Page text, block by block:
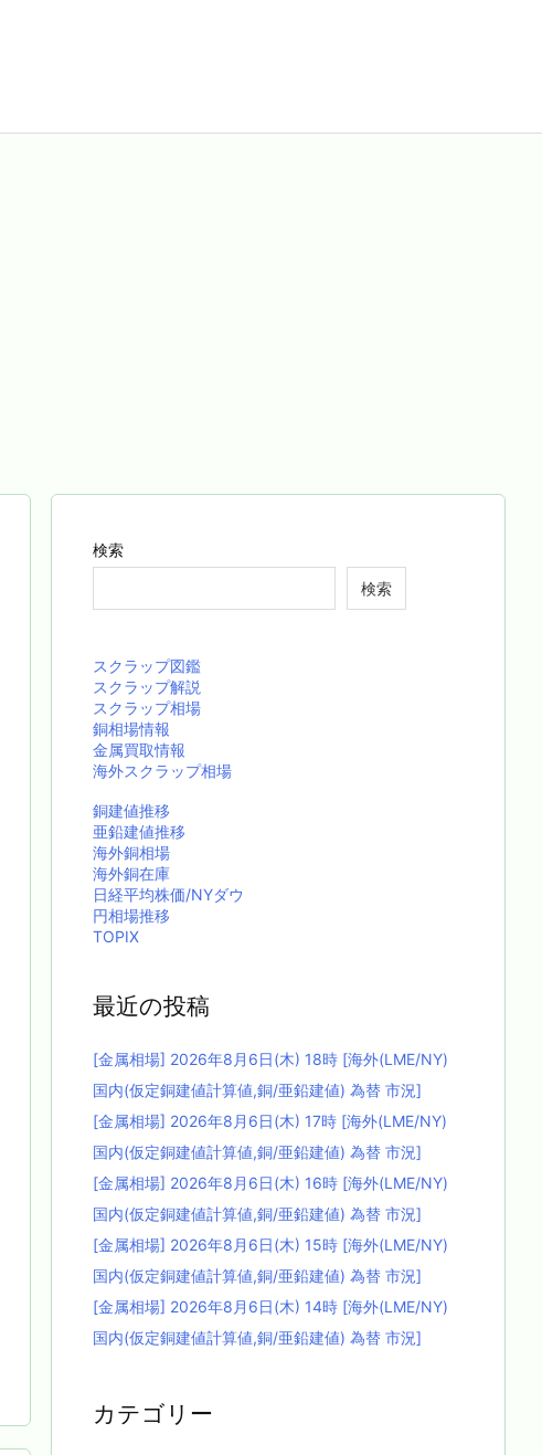
検索
検索
スクラップ図鑑
スクラップ解説
スクラップ相場
銅相場情報
金属買取情報
海外スクラップ相場
銅建値推移
亜鉛建値推移
海外銅相場
海外銅在庫
日経平均株価/NYダウ
円相場推移
TOPIX
最近の投稿
[金属相場] 2026年8月6日(木) 18時 [海外(LME/NY)
国内(仮定銅建値計算値,銅/亜鉛建値) 為替 市況]
[金属相場] 2026年8月6日(木) 17時 [海外(LME/NY)
国内(仮定銅建値計算値,銅/亜鉛建値) 為替 市況]
[金属相場] 2026年8月6日(木) 16時 [海外(LME/NY)
国内(仮定銅建値計算値,銅/亜鉛建値) 為替 市況]
[金属相場] 2026年8月6日(木) 15時 [海外(LME/NY)
国内(仮定銅建値計算値,銅/亜鉛建値) 為替 市況]
[金属相場] 2026年8月6日(木) 14時 [海外(LME/NY)
国内(仮定銅建値計算値,銅/亜鉛建値) 為替 市況]
カテゴリー